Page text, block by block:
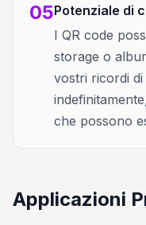
05Potenziale di
I QR code
storage o
vostri ricordi
che possono
Applicazioni